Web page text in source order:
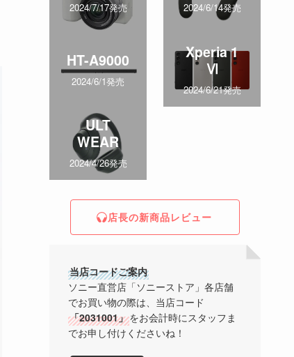
2024/7/17発売 2024/6/14発売
HT-A9000
2024/6/1発売
Xperia 1
Ⅵ
2024/6/21発売
ULT
WEAR
2024/4/26発売
店長の新商品レビュー
当店コードご案内
ソニー直営店「ソニーストア」各店舗
でお買い物の際は、当店コード
「2031001」をお会計時にスタッフま
でお申し付けくださいね！